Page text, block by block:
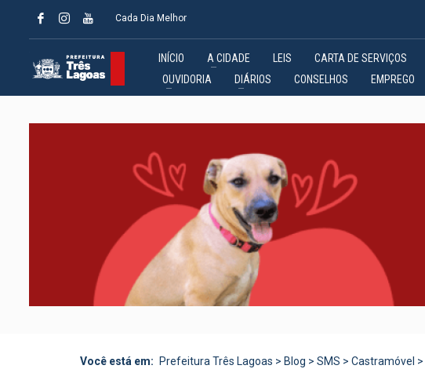
Cada Dia Melhor
INÍCIO A CIDADE LEIS CARTA DE SERVIÇOS
OUVIDORIA
DIÁRIOS CONSELHOS EMPREGO
Você está em: Prefeitura Três Lagoas > Blog > SMS > Castramóvel >